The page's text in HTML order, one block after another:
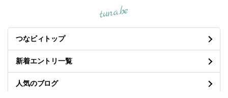
tuna.be
つなビィトップ
新着エントリ一覧
人気のブログ